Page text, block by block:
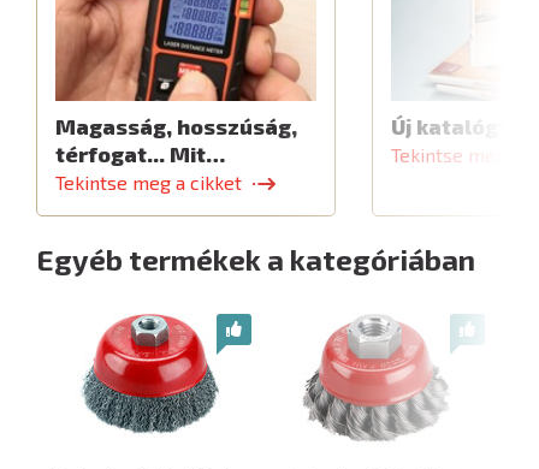
Magasság, hosszúság,
térfogat... Mit…
Tekintse meg a cikket
Új katalógus
Tekintse meg a
Egyéb termékek a kategóriában